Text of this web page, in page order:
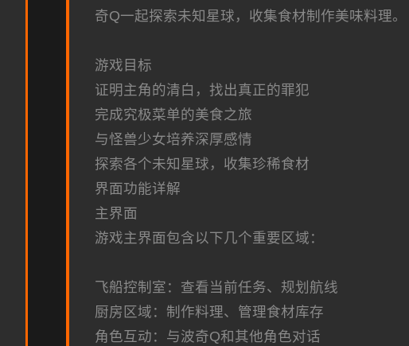
奇Q一起探索未知星球，收集食材制作美味料理。
游戏目标
证明主角的清白，找出真正的罪犯
完成究极菜单的美食之旅
与怪兽少女培养深厚感情
探索各个未知星球，收集珍稀食材
界面功能详解
主界面
游戏主界面包含以下几个重要区域：
飞船控制室：查看当前任务、规划航线
厨房区域：制作料理、管理食材库存
角色互动：与波奇Q和其他角色对话